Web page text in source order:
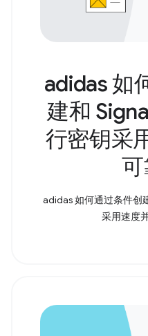
adidas 如
建和
行密钥采
adidas 如何通过条件创
采用速度